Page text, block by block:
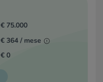
€ 75.000
€ 364 / mese
€ 0